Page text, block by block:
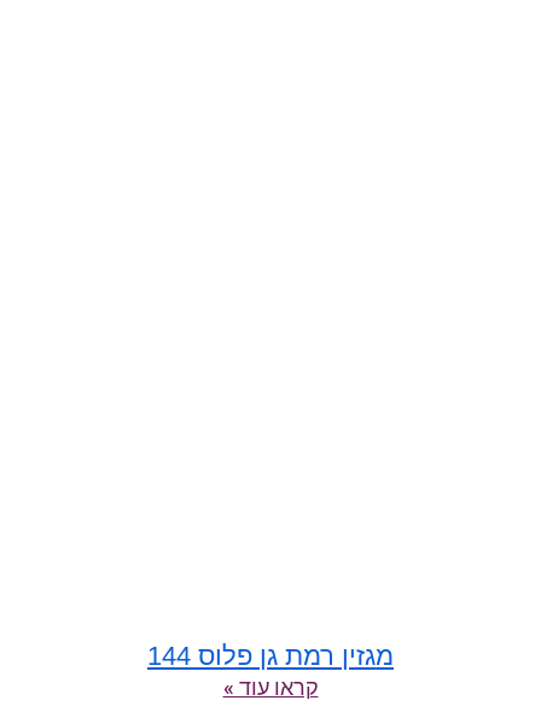
מגזין רמת גן פלוס 144
קראו עוד »